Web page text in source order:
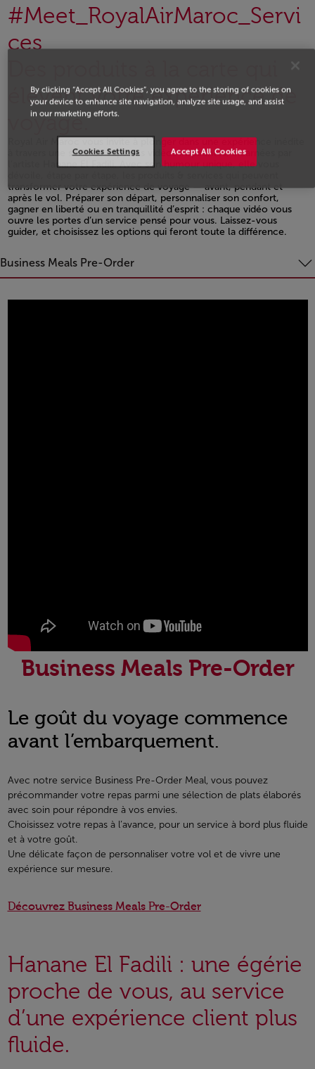
#Meet_RoyalAirMaroc_Servi
ces
élèvent votre expérience de
voyage.
Royal Air Maroc vous invite à plonger dans une expérience inédite
à travers une série de capsules vidéos inspirantes, incarnées par
l’artiste Hanane El Fadili. Avec son humour unique, elle vous
transformer votre expérience de voyage — avant, pendant et
après le vol. Préparer son départ, personnaliser son confort,
gagner en liberté ou en tranquillité d’esprit : chaque vidéo vous
ouvre les portes d’un service pensé pour vous. Laissez-vous
guider, et choisissez les options qui feront toute la différence.
Business Meals Pre-Order
Business Meals Pre-Order
Le goût du voyage commence
avant l’embarquement.
Avec notre service Business Pre-Order Meal, vous pouvez
précommander votre repas parmi une sélection de plats élaborés
avec soin pour répondre à vos envies.
Choisissez votre repas à l’avance, pour un service à bord plus fluide
et à votre goût.
Une délicate façon de personnaliser votre vol et de vivre une
expérience sur mesure.
Découvrez Business Meals Pre-Order
Hanane El Fadili : une égérie
proche de vous, au service
d’une expérience client plus
fluide.
By clicking “Accept All Cookies”, you agree to the storing of cookies on
your device to enhance site navigation, analyze site usage, and assist
in our marketing efforts.
Accept All Cookies
Cookies Settings